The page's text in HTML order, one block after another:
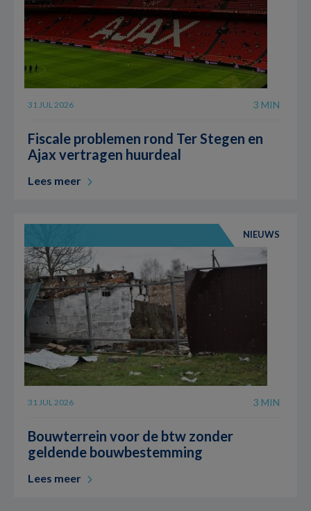
31 JUL 2026 3 MIN
Fiscale problemen rond Ter Stegen en
Ajax vertragen huurdeal
Lees meer
NIEUWS
31 JUL 2026 3 MIN
Bouwterrein voor de btw zonder
geldende bouwbestemming
Lees meer